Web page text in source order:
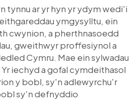
tynnu ar yr hyn yr ydym wedi'i
ymgysylltu, ein
cwynion, a pherthnasoedd
gweithwyr proffesiynol a
Cymru. Mae ein sylwadau
iechyd a gofal cymdeithasol
y bobl, sy'n adlewyrchu'r
sy'n defnyddio